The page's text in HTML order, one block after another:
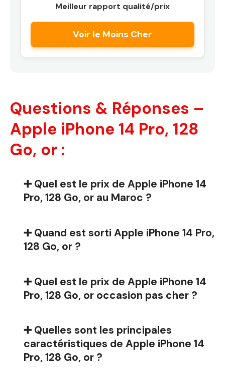
Meilleur rapport qualité/prix
Voir le Moins Cher
Questions & Réponses –
Apple iPhone 14 Pro, 128
Go, or :
➕ Quel est le prix de Apple iPhone 14
Pro, 128 Go, or au Maroc ?
➕ Quand est sorti Apple iPhone 14 Pro,
128 Go, or ?
➕ Quel est le prix de Apple iPhone 14
Pro, 128 Go, or occasion pas cher ?
➕ Quelles sont les principales
caractéristiques de Apple iPhone 14
Pro, 128 Go, or ?